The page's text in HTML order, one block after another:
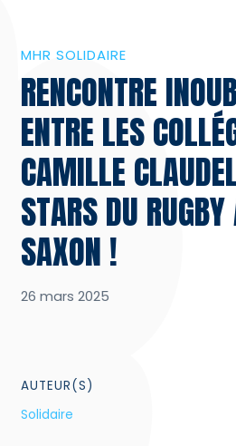
MHR SOLIDAIRE
RENCONTRE
ENTRE LES
CAMILLE
STARS DU
SAXON !
26 mars 2025
AUTEUR(S)
Solidaire